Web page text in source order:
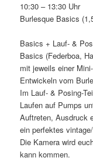
10:30 – 13:30 Uhr
Burlesque Basics
Basics + Lauf- &
Basics (Federboa,
mit jeweils einer
Entwickeln vom
Im Lauf- & Posing-
Laufen auf Pumps
Auftreten, Ausdruck
ein perfektes
Die Kamera wird
kann kommen.